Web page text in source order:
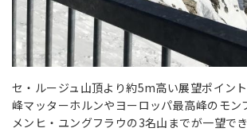
セ・ルージュ山頂より約5m高い展望ポイン
峰マッターホルンやヨーロッパ最高峰のモン
メンヒ・ユングフラウの3名山までが一望でき